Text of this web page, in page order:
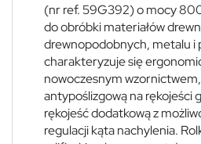
(nr ref. 59G392) o mocy
do obróbki materiałów
drewnopodobnych, metalu i
charakteryzuje się
nowoczesnym wzornictwem,
antypoślizgową na rękojeści
rękojeść dodatkową z
regulacji kąta nachylenia.